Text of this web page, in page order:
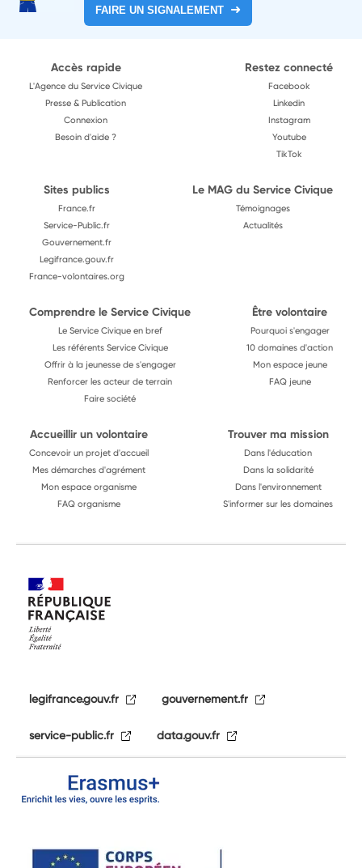
FAIRE UN SIGNALEMENT
Accès rapide
L'Agence du Service Civique
Presse & Publication
Connexion
Besoin d'aide ?
Restez connecté
Facebook
Linkedin
Instagram
Youtube
TikTok
Sites publics
France.fr
Service-Public.fr
Gouvernement.fr
Legifrance.gouv.fr
France-volontaires.org
Le MAG du Service Civique
Témoignages
Actualités
Comprendre le Service Civique
Le Service Civique en bref
Les référents Service Civique
Offrir à la jeunesse de s'engager
Renforcer les acteur de terrain
Faire société
Être volontaire
Pourquoi s'engager
10 domaines d'action
Mon espace jeune
FAQ jeune
Accueillir un volontaire
Concevoir un projet d'accueil
Mes démarches d'agrément
Mon espace organisme
FAQ organisme
Trouver ma mission
Dans l'éducation
Dans la solidarité
Dans l'environnement
S'informer sur les domaines
legifrance.gouv.fr gouvernement.fr
service-public.fr data.gouv.fr